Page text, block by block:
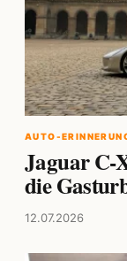
AUTO-
Jaguar C-
die
12.07.2026